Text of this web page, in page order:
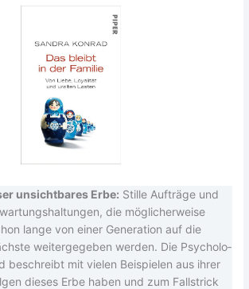
unsicht­ba­res Erbe: Stil­le Auf­trä­ge und
die mög­li­cher­wei­se
lan­ge von einer Gene­ra­ti­on auf die
wei­ter­ge­ge­ben wer­den. Die Psy­cho­lo­
beschreibt mit vie­len Bei­spie­len aus ihrer
die­ses Erbe haben und zum Fall­strick